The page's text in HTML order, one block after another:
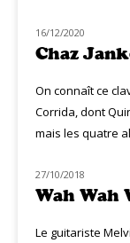
NOUVEAUTÉS
16/12/2020
Chaz
On connaît ce
Corrida, dont
mais les quatre
HOMMAGE
27/10/2018
Wah Wah
Le guitariste